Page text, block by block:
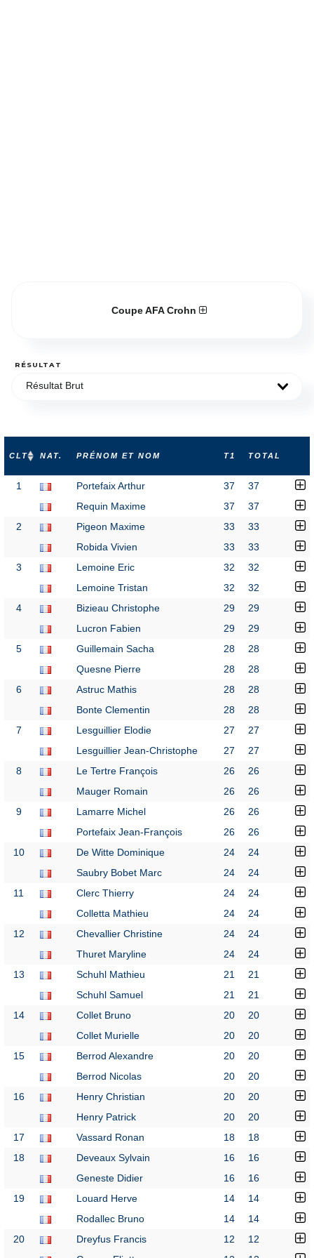
Coupe AFA Crohn
RÉSULTAT
Résultat Brut
CLT NAT. PRÉNOM ET NOM T1 TOTAL
1 Portefaix Arthur 37
37
Requin Maxime
37
37
2
Pigeon Maxime 33
33
Robida Vivien
33
33
3
Lemoine Eric 32
32
Lemoine Tristan
32
32
4
Bizieau Christophe 29
29
Lucron Fabien
29
29
5
Guillemain Sacha 28
28
Quesne Pierre
28
28
6
Astruc Mathis 28
28
Bonte Clementin
28
28
7
Lesguillier Elodie 27
27
Lesguillier Jean-Christophe
27
27
8
Le Tertre François 26
26
Mauger Romain
26
26
9
Lamarre Michel 26
26
Portefaix Jean-François
26
26
10
De Witte Dominique 24
24
Saubry Bobet Marc
24
24
11
Clerc Thierry 24
24
Colletta Mathieu
24
24
12
Chevallier Christine 24
24
Thuret Maryline
24
24
13
Schuhl Mathieu 21
21
Schuhl Samuel
21
21
14
Collet Bruno 20
20
Collet Murielle
20
20
15
Berrod Alexandre 20
20
Berrod Nicolas
20
20
16
Henry Christian 20
20
Henry Patrick
20
20
17
Vassard Ronan 18
18
18
Deveaux Sylvain 16
16
Geneste Didier
16
16
19
Louard Herve 14
14
Rodallec Bruno
14
14
20
Dreyfus Francis 12
12